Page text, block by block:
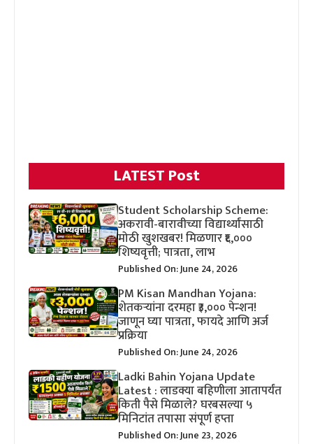
LATEST Post
Student Scholarship Scheme:
अकरावी-बारावीच्या विद्यार्थ्यांसाठी
मोठी खुशखबर! मिळणार ₹६,०००
शिष्यवृत्ती; पात्रता, लाभ
Published On: June 24, 2026
PM Kisan Mandhan Yojana:
शेतकऱ्यांना दरमहा ₹३,००० पेन्शन!
जाणून घ्या पात्रता, फायदे आणि अर्ज
प्रक्रिया
Published On: June 24, 2026
Ladki Bahin Yojana Update
Latest : लाडक्या बहिणीला आतापर्यंत
किती पैसे मिळाले? घरबसल्या ५
मिनिटांत तपासा संपूर्ण हप्ता
Published On: June 23, 2026